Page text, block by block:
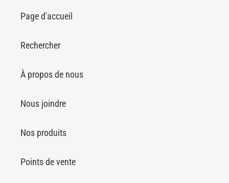
Page d'accueil
Rechercher
À propos de nous
Nous joindre
Nos produits
Points de vente